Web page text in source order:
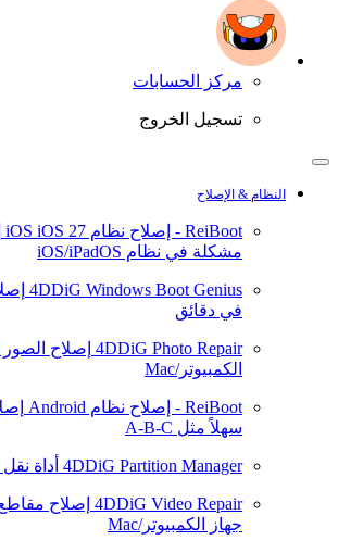
مركز الحسابات
تسجيل الخروج
النظام & الإصلاح
ReiBoot - إصلاح نظام iOS iOS 27
مشكلة في نظام iOS/iPadOS
4DDiG Windows Boot Genius
في دقائق
4DDiG Photo Repair إصلاح الصور
الكمبيوتر/Mac
ReiBoot - إصلاح نظام Android
سهلاً مثل A-B-C
4DDiG Partition Manager أداة
4DDiG Video Repair إصلاح مقاطع
جهاز الكمبيوتر/Mac